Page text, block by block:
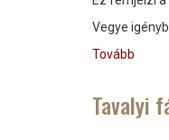
Vegye
Tovább
Tavalyi